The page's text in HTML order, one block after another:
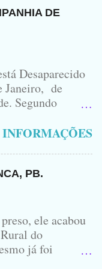
NO
ZÉ DO RÁDIO
FOTO
VEÍCULO
UMA
VOCÊS
QUE TODAS...
DE
Desaparecido
Janeiro, de
Segundo
aqui em
de alguma
através deste
PB.
ele acabou
do
já foi